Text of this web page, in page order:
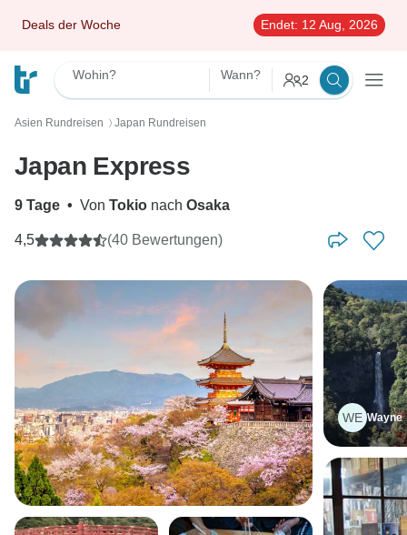
Deals der Woche Endet: 12 Aug, 2026
Wohin? Wann? 2
Asien Rundreisen 〉 Japan Rundreisen
Japan Express
9 Tage • Von Tokio nach Osaka
4,5 (40 Bewertungen)
WE Wayne